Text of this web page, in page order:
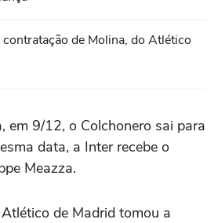
contratação de Molina, do Atlético
em 9/12, o Colchonero sai para
data, a Inter recebe o
Meazza.
de Madrid tomou a